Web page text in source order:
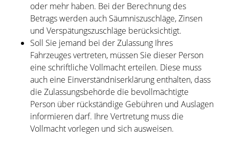
oder mehr haben. Bei der Berechnung des
Betrags werden auch Säumniszuschläge, Zinsen
und Verspätungszuschläge berücksichtigt.
Soll Sie jemand bei der Zulassung Ihres
Fahrzeuges vertreten, müssen Sie dieser Person
eine schriftliche Vollmacht erteilen. Diese muss
auch eine Einverständniserklärung enthalten, dass
die Zulassungsbehörde die bevollmächtigte
Person über rückständige Gebühren und Auslagen
informieren darf. Ihre Vertretung muss die
Vollmacht vorlegen und sich ausweisen.